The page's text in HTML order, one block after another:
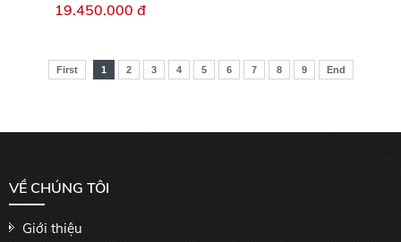
19.450.000 đ
First 1 2 3 4 5 6 7 8 9 End
VỀ CHÚNG TÔI
Giới thiệu